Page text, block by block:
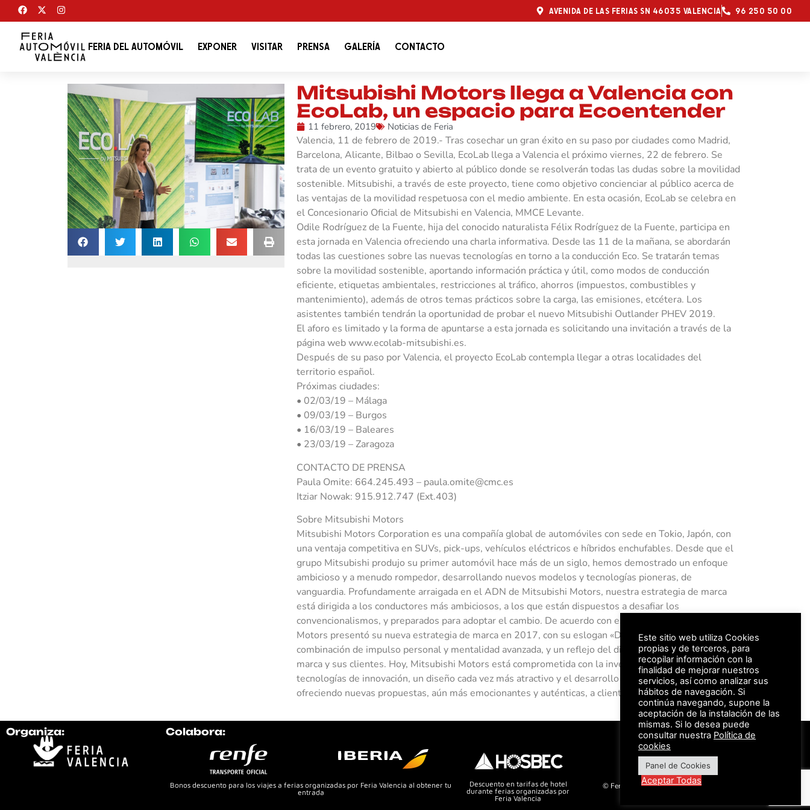
AVENIDA DE LAS FERIAS SN 46035 VALENCIA 96 250 50 00
FERIA DEL AUTOMÓVIL EXPONER VISITAR PRENSA GALERÍA CONTACTO
Mitsubishi Motors llega a Valencia con
EcoLab, un espacio para Ecoentender
11 febrero, 2019 Noticias de Feria
Valencia, 11 de febrero de 2019.- Tras cosechar un gran éxito en su paso por ciudades como Madrid,
Barcelona, Alicante, Bilbao o Sevilla, EcoLab llega a Valencia el próximo viernes, 22 de febrero. Se
trata de un evento gratuito y abierto al público donde se resolverán todas las dudas sobre la movilidad
sostenible. Mitsubishi, a través de este proyecto, tiene como objetivo concienciar al público acerca de
las ventajas de la movilidad respetuosa con el medio ambiente. En esta ocasión, EcoLab se celebra en
el Concesionario Oficial de Mitsubishi en Valencia, MMCE Levante.
Odile Rodríguez de la Fuente, hija del conocido naturalista Félix Rodríguez de la Fuente, participa en
esta jornada en Valencia ofreciendo una charla informativa. Desde las 11 de la mañana, se abordarán
todas las cuestiones sobre las nuevas tecnologías en torno a la conducción Eco. Se tratarán temas
sobre la movilidad sostenible, aportando información práctica y útil, como modos de conducción
eficiente, etiquetas ambientales, restricciones al tráfico, ahorros (impuestos, combustibles y
mantenimiento), además de otros temas prácticos sobre la carga, las emisiones, etcétera. Los
asistentes también tendrán la oportunidad de probar el nuevo Mitsubishi Outlander PHEV 2019.
El aforo es limitado y la forma de apuntarse a esta jornada es solicitando una invitación a través de la
página web www.ecolab-mitsubishi.es.
Después de su paso por Valencia, el proyecto EcoLab contempla llegar a otras localidades del
territorio español.
Próximas ciudades:
• 02/03/19 – Málaga
• 09/03/19 – Burgos
• 16/03/19 – Baleares
• 23/03/19 – Zaragoza
CONTACTO DE PRENSA
Paula Omite: 664.245.493 – paula.omite@cmc.es
Itziar Nowak: 915.912.747 (Ext.403)
Sobre Mitsubishi Motors
Mitsubishi Motors Corporation es una compañía global de automóviles con sede en Tokio, Japón, con
una ventaja competitiva en SUVs, pick-ups, vehículos eléctricos e híbridos enchufables. Desde que el
grupo Mitsubishi produjo su primer automóvil hace más de un siglo, hemos demostrado un enfoque
ambicioso y a menudo rompedor, desarrollando nuevos modelos y tecnologías pioneras, de
vanguardia. Profundamente arraigada en el ADN de Mitsubishi Motors, nuestra estrategia de marca
está dirigida a los conductores más ambiciosos, a los que están dispuestos a desafiar los
convencionalismos, y preparados para adoptar el cambio. De acuerdo con esta mentalidad, Mitsubishi
Motors presentó su nueva estrategia de marca en 2017, con su eslogan «Drive your Ambition»: una
combinación de impulso personal y mentalidad avanzada, y un reflejo del diálogo constante entre la
marca y sus clientes. Hoy, Mitsubishi Motors está comprometida con la inversión continua en nuevas
tecnologías de innovación, un diseño cada vez más atractivo y el desarrollo de nuevos productos,
ofreciendo nuevas propuestas, aún más emocionantes y auténticas, a clientes de todo el mundo.
Organiza: Colabora:
Bonos descuento para los viajes a ferias organizadas por Feria Valencia al obtener tu
entrada
Descuento en tarifas de hotel
durante ferias organizadas por
Feria Valencia
#FeriaAutomovil25
Aviso Legal –Política de Privacidad
© Feria Valencia, todos los derechos reservados
Este sitio web utiliza Cookies
propias y de terceros, para
recopilar información con la
finalidad de mejorar nuestros
servicios, así como analizar sus
hábitos de navegación. Si
continúa navegando, supone la
aceptación de la instalación de las
mismas. Si lo desea puede
consultar nuestra Política de
cookies
Panel de Cookies
Aceptar Todas